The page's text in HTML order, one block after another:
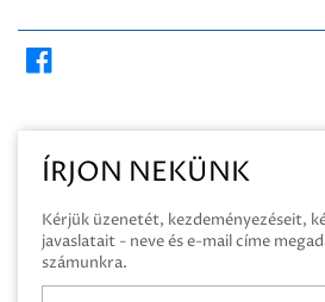
ÍRJON NEKÜNK
Kérjük üzenetét, kezdeményezéseit,
javaslatait - neve és e-mail címe
számunkra.